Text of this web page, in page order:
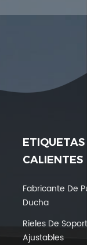
ETIQUETAS
CALIENTES
Fabricante De
Ducha
Rieles De
Ajustables